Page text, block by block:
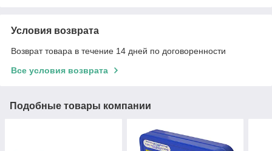
Условия возврата
Возврат товара в течение 14 дней по договоренности
Все условия возврата
Подобные товары компании